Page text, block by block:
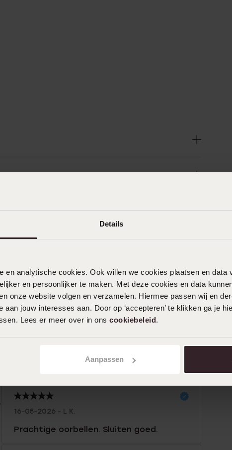
Details
en analytische cookies. Ook willen we cookies plaatsen en data
en persoonlijker te maken. Met deze cookies en data
onze website volgen en verzamelen. Hiermee passen wij en
aan jouw interesses aan. Door op ‘accepteren’ te klikken ga je
Lees er meer over in ons cookiebeleid.
Aanpassen
Filter
ik wond het heel mooi
16-05-2026 - L K.
Prachtige oorbellen. Sluiten goed.